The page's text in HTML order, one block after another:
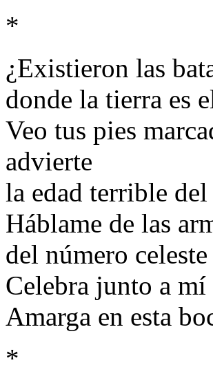
*
¿Existieron las
donde la tierra es
Veo tus pies
advierte
la edad terrible
Háblame de las
del número
Celebra junto a
Amarga en esta
*